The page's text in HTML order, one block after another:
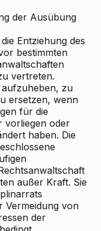
der Ausübung
Entziehung des
bestimmten
vertreten.
aufzuheben, zu
ersetzen, wenn
für die
vorliegen oder
haben. Die
außer Kraft. Sie
Vermeidung von
der